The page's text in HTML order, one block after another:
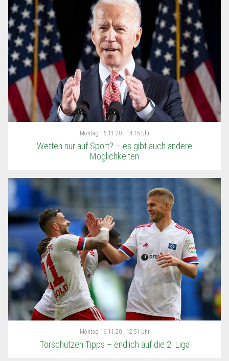
Montag 16.11.20 | 14:15 Uhr
Wetten nur auf Sport? – es gibt auch andere
Möglichkeiten
Montag 16.11.20 | 12:51 Uhr
Torschützen Tipps – endlich auf die 2. Liga